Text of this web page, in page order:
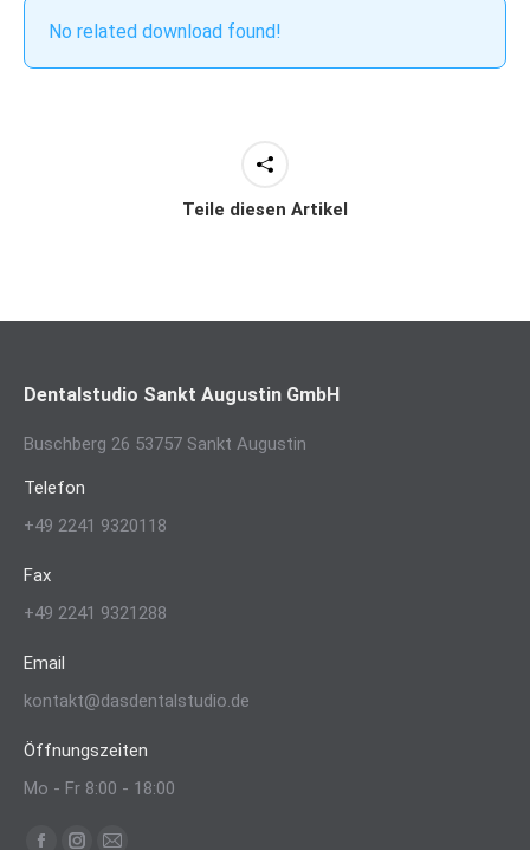
No related download found!
Teile diesen Artikel
Dentalstudio Sankt Augustin GmbH
Buschberg 26 53757 Sankt Augustin
Telefon
+49 2241 9320118
Fax
+49 2241 9321288
Email
kontakt@dasdentalstudio.de
Öffnungszeiten
Mo - Fr 8:00 - 18:00
Finden Sie uns auf: